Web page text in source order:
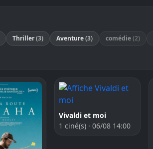
Thriller(3) Aventure(3) comédie(2)
Vivaldi et moi
1 ciné(s) · 06/08 14:00